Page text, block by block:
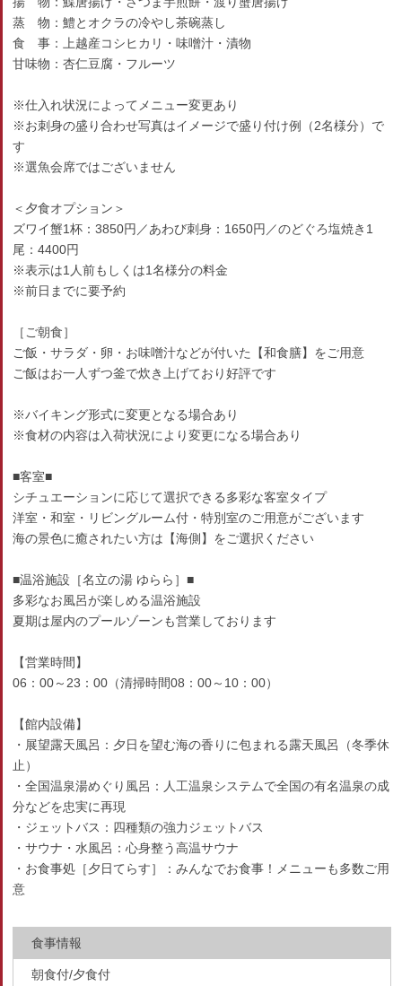
蒸 物：鱧とオクラの冷やし茶碗蒸し
食 事：上越産コシヒカリ・味噌汁・漬物
甘味物：杏仁豆腐・フルーツ
※仕入れ状況によってメニュー変更あり
※お刺身の盛り合わせ写真はイメージで盛り付け例（2名様分）で
す
※選魚会席ではございません
＜夕食オプション＞
ズワイ蟹1杯：3850円／あわび刺身：1650円／のどぐろ塩焼き1
尾：4400円
※表示は1人前もしくは1名様分の料金
※前日までに要予約
［ご朝食］
ご飯・サラダ・卵・お味噌汁などが付いた【和食膳】をご用意
ご飯はお一人ずつ釜で炊き上げており好評です
※バイキング形式に変更となる場合あり
※食材の内容は入荷状況により変更になる場合あり
■客室■
シチュエーションに応じて選択できる多彩な客室タイプ
洋室・和室・リビングルーム付・特別室のご用意がございます
海の景色に癒されたい方は【海側】をご選択ください
■温浴施設［名立の湯 ゆらら］■
多彩なお風呂が楽しめる温浴施設
夏期は屋内のプールゾーンも営業しております
【営業時間】
06：00～23：00（清掃時間08：00～10：00）
【館内設備】
・展望露天風呂：夕日を望む海の香りに包まれる露天風呂（冬季休
止）
・全国温泉湯めぐり風呂：人工温泉システムで全国の有名温泉の成
分などを忠実に再現
・ジェットバス：四種類の強力ジェットバス
・サウナ・水風呂：心身整う高温サウナ
・お食事処［夕日てらす］：みんなでお食事！メニューも多数ご用
意
食事情報
朝食付/夕食付